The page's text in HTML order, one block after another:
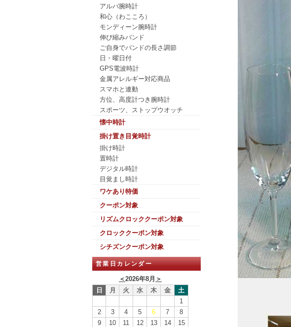
アルバ腕時計
和心（わこころ）
モンディーン腕時計
伸び縮みバンド
ご自身でバンドの長さ調節
日・曜日付
GPS電波時計
金属アレルギー対応商品
スマホと連動
方位、高度計つき腕時計
スポーツ、ストップウオッチ
懐中時計
掛け置き目覚時計
掛け時計
置時計
デジタル時計
目覚まし時計
ワケあり特価
クーポン対象
リズムクロッククーポン対象
クロッククーポン対象
シチズンクーポン対象
営業日カレンダー
＜2026年8月 ＞
日
月 火 水 木 金
土
1
2
3 4 5 6 7
8
9
10 11 12 13 14
15